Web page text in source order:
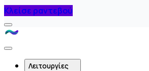
Κλείσε ραντεβού
Menu
Like
Close
Menu Λειτουργίες